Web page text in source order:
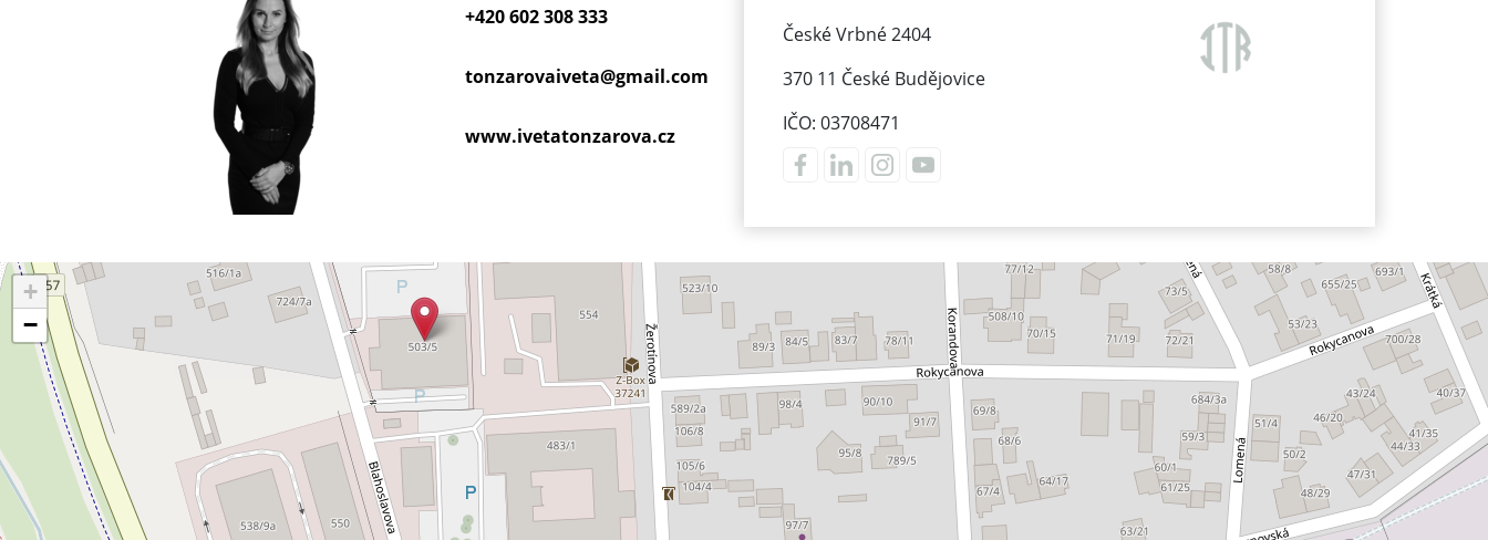
+420 602 308 333
tonzarovaiveta@gmail.com
www.ivetatonzarova.cz
České Vrbné 2404
370 11 České Budějovice
IČO: 03708471
+
−